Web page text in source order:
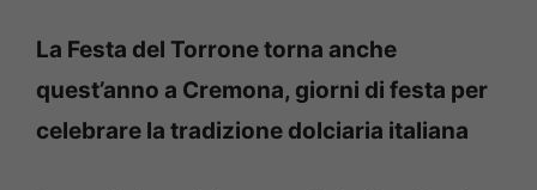
La Festa del Torrone torna anche
quest’anno a Cremona, giorni di festa per
celebrare la tradizione dolciaria italiana